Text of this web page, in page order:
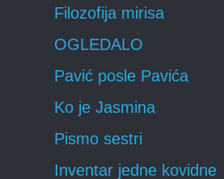
Filozofija mirisa
OGLEDALO
Pavić posle Pavića
Ko je Jasmina
Pismo sestri
Inventar jedne kovidne